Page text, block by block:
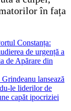
în fața
Constanța:
de urgență a
de Apărare din
lansează
le liderilor de
capăt ipocriziei